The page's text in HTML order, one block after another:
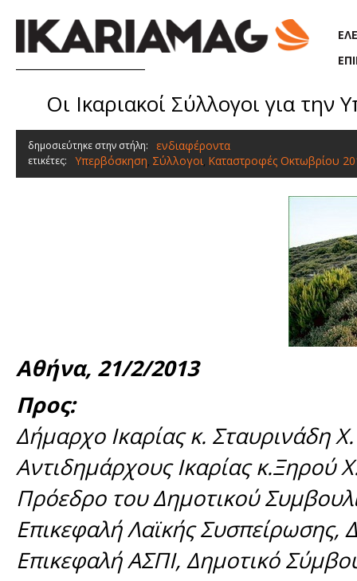
Οι Ικαριακοί Σύλλογοι για
δημοσιεύτηκε στην στήλη: ενδιαφέροντα
ετικέτες: Υπερβόσκηση, Σύλλογοι, Καταστροφές Οκτωβρίου
Αθήνα, 21/2/2013
Προς:
Δήμαρχο Ικαρίας κ. Σταυρινάδη Χ.
Αντιδημάρχους Ικαρίας
Πρόεδρο του Δημοτικού
Επικεφαλή Λαϊκής
Επικεφαλή ΑΣΠΙ, Δημοτικό